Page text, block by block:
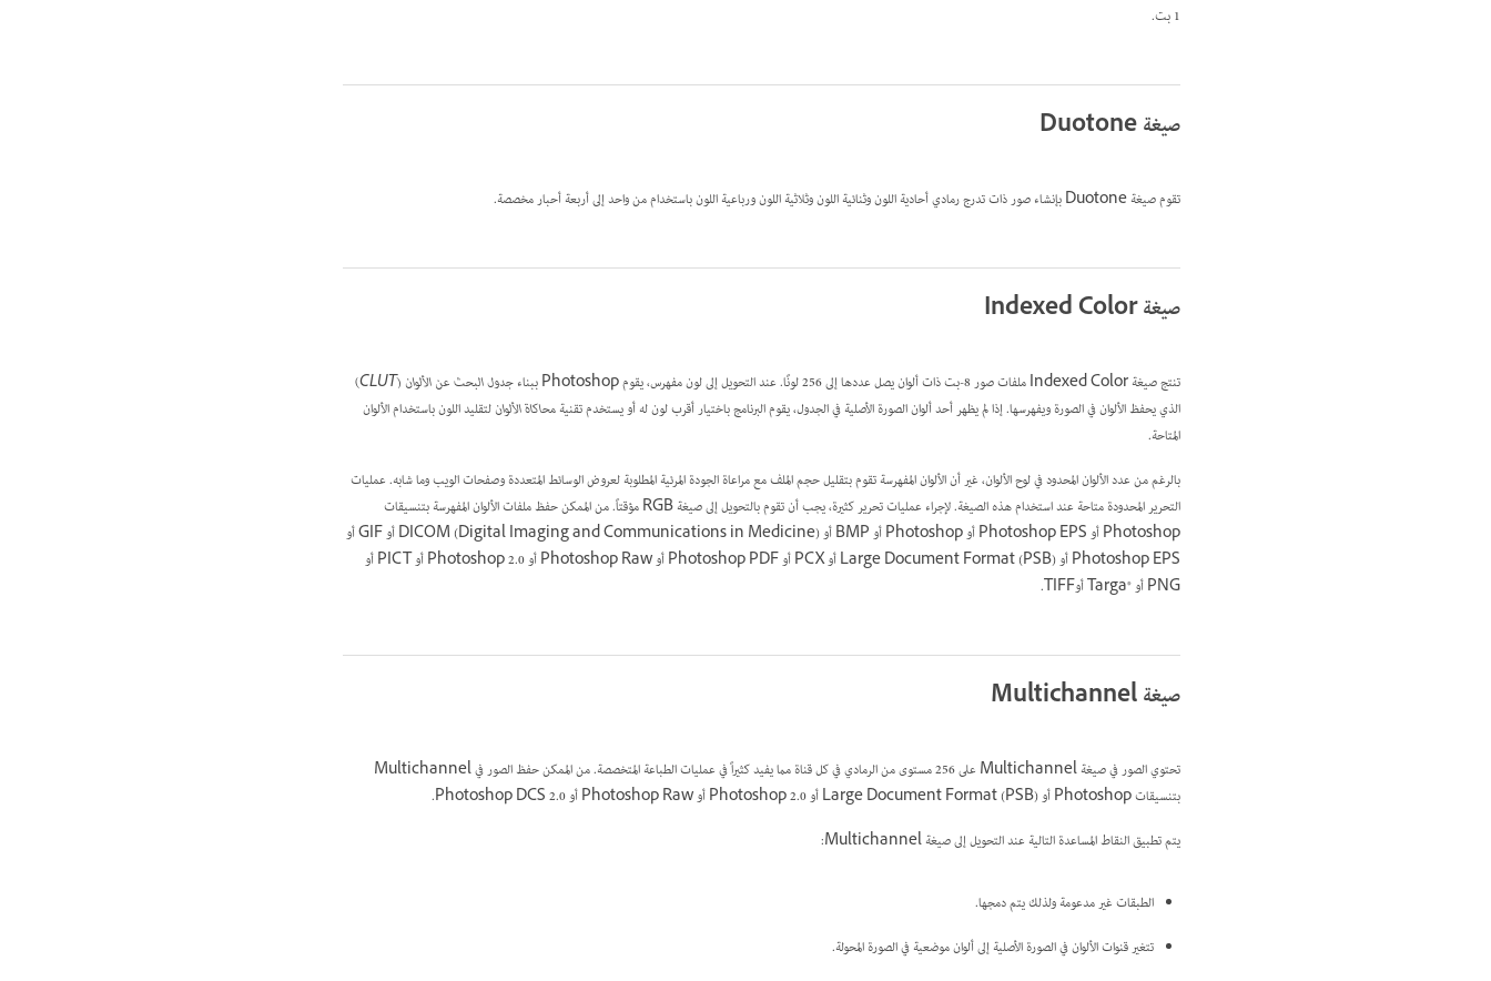
1 بت.
صيغة Duotone
تقوم صيغة Duotone بإنشاء صور ذات تدرج رمادي أحادية اللون وثنائية اللون وثلاثية اللون ورباعية اللون باستخدام من واحد إلى أربعة أحبار مخصصة.
صيغة Indexed Color
تنتج صيغة Indexed Color ملفات صور 8-بت ذات ألوان يصل عددها إلى 256 لونًا. عند التحويل إلى لون مفهرس، يقوم Photoshop ببناء
جدول البحث عن الألوان (CLUT)
الذي يحفظ الألوان في الصورة ويفهرسها. إذا لم يظهر أحد ألوان الصورة الأصلية في الجدول، يقوم البرنامج باختيار أقرب لون له أو يستخدم تقنيةمحاكاة الألوانلتقليد اللون باستخدام الألوان
المتاحة.
بالرغم من عدد الألوان المحدود في لوح الألوان، غير أن الألوان المفهرسة تقوم بتقليل حجم الملف مع مراعاة الجودة المرئية المطلوبة لعروض الوسائط المتعددة وصفحات الويب وما شابه. عمليات
التحرير المحدودة متاحة عند استخدام هذه الصيغة. لإجراء عمليات تحرير كثيرة، يجب أن تقوم بالتحويل إلى صيغة RGB مؤقتاً. من الممكن حفظ ملفات الألوان المفهرسة بتنسيقات
Photoshop أو Photoshop EPS أو Photoshop أو BMP أو DICOM (Digital Imaging and Communications in Medicine)‎ أو GIF أو
Photoshop EPS أو Large Document Format (PSB)‎ أو PCX أو Photoshop PDF أو Photoshop Raw أو Photoshop 2.0 أو PICT أو
PNG أو Targa®‎ أوTIFF.
صيغة Multichannel
تحتوي الصور في صيغة Multichannel على 256 مستوى من الرمادي في كل قناة مما يفيد كثيراً في عمليات الطباعة المتخصصة. من الممكن حفظ الصور في Multichannel
بتنسيقات Photoshop أو Large Document Format (PSB)‎ أو Photoshop 2.0 أو Photoshop Raw أو Photoshop DCS 2.0.
يتم تطبيق النقاط المساعدة التالية عند التحويل إلى صيغة Multichannel:
الطبقات غير مدعومة ولذلك يتم دمجها.
تتغير قنوات الألوان في الصورة الأصلية إلى ألوان موضعية في الصورة المحولة.